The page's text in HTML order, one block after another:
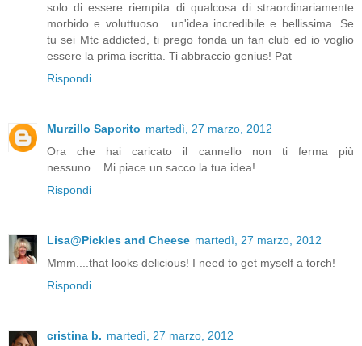
solo di essere riempita di qualcosa di straordinariamente
morbido e voluttuoso....un'idea incredibile e bellissima. Se
tu sei Mtc addicted, ti prego fonda un fan club ed io voglio
essere la prima iscritta. Ti abbraccio genius! Pat
Rispondi
Murzillo Saporito martedì, 27 marzo, 2012
Ora che hai caricato il cannello non ti ferma più
nessuno....Mi piace un sacco la tua idea!
Rispondi
Lisa@Pickles and Cheese martedì, 27 marzo, 2012
Mmm....that looks delicious! I need to get myself a torch!
Rispondi
cristina b. martedì, 27 marzo, 2012